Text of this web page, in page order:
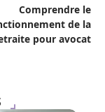
Comprendre le
de la
pour avocat